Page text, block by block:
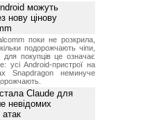
можуть
нову цінову
поки не розкрила,
подорожчають чіпи,
для покупців це означає
усі Android-пристрої на
Snapdragon неминуче
Claude для
невідомих
атак